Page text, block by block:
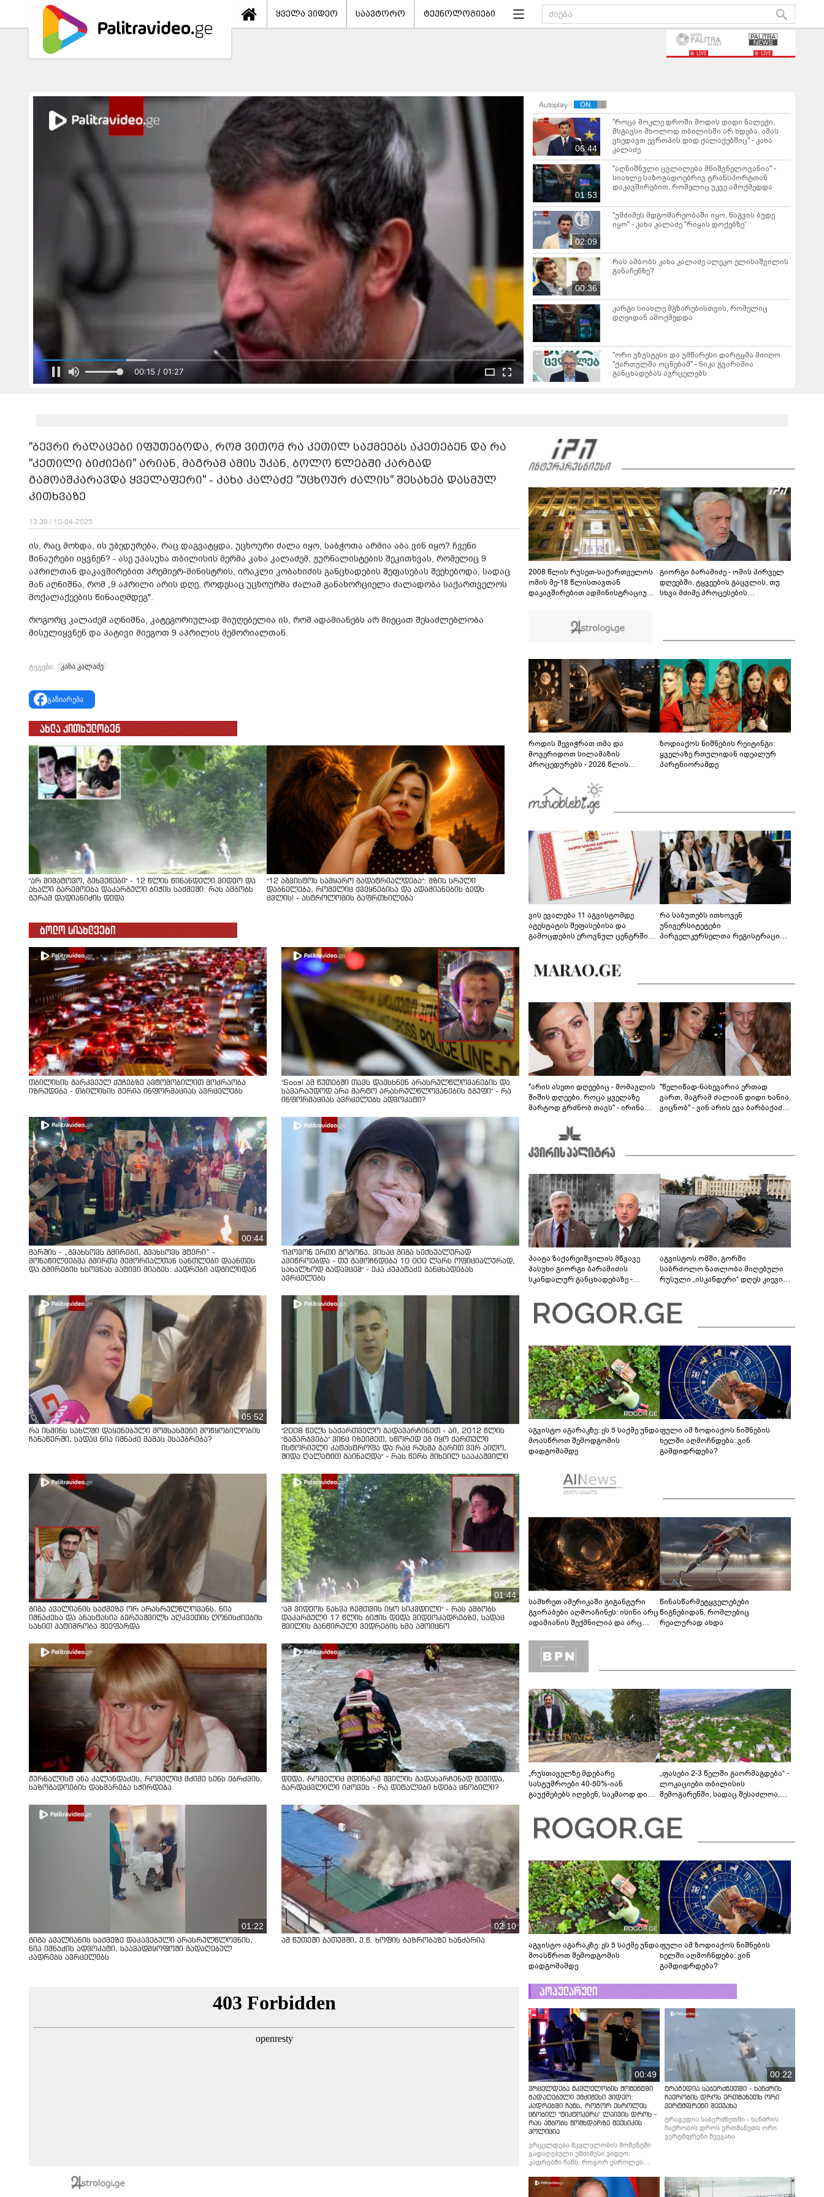
ყველა ვიდეო საავტორო ტექნოლოგიები
LIVE LIVE
00:17 / 01:27
Autoplay
06:44
"როცა მოკლე დროში მოდის დიდი ნალექი,
მსგავსი მხოლოდ თბილისში არ ხდება, ამას
ვხედავთ ევროპის დიდ ქალაქებშიც" - კახა
კალაძე
01:53
"აღნიშნული ცვლილება მნიშვნელოვანია" -
სიახლე საზოგადოებრივ ტრანსპორტთან
დაკავშირებით, რომელიც უკვე ამოქმედდა
02:09
"უმძიმეს მდგომარეობაში იყო, ნაგვის ბუდე
იყო" - კახა კალაძე "რი­ყის დო­ქე­ბზე“
00:36
რას ამბობს კახა კალაძე ალეკო ელისაშვილის
განაჩენზე?
კარგი სიახლე მგზარებისთვის, რომელიც
დღეიდან ამოქმედდა
"ორი უზუსტესი და უმწარესი დარტყმა მიიღო
"ქართულმა ოცნებამ" - ნიკა გვარამია
განცხადებას ავრცელებს
01:39
რას ამბობს გიორგი ყიფშიძე თელავში,
ქორწილის მიმდინარეობისას მომხდარ
ინციდენტზე?
04:20
"თელავის ერთ-ერთ სასტუმროში მომხდარ
ინციდენტში მონაწილე ქალების მიმართ ამ
ეტაპზე ქვეყნიდან გაუსვლელობის
გადაწყვეტილება მიღებული არ არის" -
პროკურორი
"ბევრი რაღაცები იფუთებოდა, რომ ვითომ რა კეთილ საქმეებს აკეთებენ და რა
"კეთილი ბიძიები" არიან, მაგრამ ამის უკან, ბოლო წლებში კარგად
გამოაშკარავდა ყველაფერი" - კახა კალაძე "უცხოურ ძალის" შესახებ დასმულ
კითხვაზე
13:39 / 10-04-2025
ის, რაც მოხდა, ის უბედურება, რაც დაგვატყდა, უცხოური ძალა იყო, საბჭოთა არმია აბა ვინ იყო? ჩვენი
შინაურები იყვნენ? - ასე უპასუხა თბილისის მერმა კახა კალაძემ, ჟურნალისტების შეკითხვას, რომელიც 9
აპრილთან დაკავშირებით პრემიერ-მინისტრის, ირაკლი კობახიძის განცხადების შეფასებას შეეხებოდა, სადაც
მან აღნიშნა, რომ „9 აპრილი არის დღე, როდესაც უცხოურმა ძალამ განახორციელა ძალადობა საქართველოს
მოქალაქეების წინააღმდეგ".
როგორც კალაძემ აღნიშნა, კატეგორიულად მიუღებელია ის, რომ ადამიანებს არ მიეცათ შესაძლებლობა
მისულიყვნენ და პატივი მიეგოთ 9 აპრილის მემორიალთან.
ტეგები: კახა კალაძე
გაზიარება
ახლა კითხულობენ
"არ მიმატოვო, გეხვეწები" - 12 წლის წინანდელი ვიდეო და
ახალი გარემოება დაკარგული ბიჭის საქმეში: რას ამბობს
გურამ დადიანიძის დედა
"12 აგვისტოს სამყარო გადატრიალდება": მზის სრული
დაბნელება, რომელიც ქვეყნებისა და ადამიანების ბედს
ცვლის! - ასტროლოგის გაფრთხილება
ბოლო სიახლეები
თბილისის გარკვეულ ქუჩებზე ავტომობილით მოძრაობა
იზრუდება - თბილისის მერია ინფორმაციას ავრცელებს
"Soos! ამ წუთებში თავს დაესხნენ არასრულწლოვანების და
სავარაუდოდ არა მარტო არასრულწლოვანების ჯგუფი" - რა
ინფორმაციას ავრცელებს ადვოკატი?
00:44
მარშის - „გვახსოვს გმირები, გვახსოვს მტერი” -
მონაწილეებმა გმირთა მემორიალთან სანთლები დაანთეს
და გმირების ხსოვნას პატივი მიაგეს: კადრები ადგილიდან
"იპოვონ ერთი გოგონა, ვისაც გიგა სექსუალურად
ავიწროებდა - თუ გამოჩნდება 10 000 ლარს ოფიციალურად,
სახალხოდ გადავცემ" - ეკა კუპატაძე განცხადებას
ავრცელებს
05:52
რა ისმინს სახლში დაყენებული მომსასმენი მოწყობილობის
ჩანაწერში, სადაც ნია იმნაძე მამას ესაუბრება?
"2008 წელს საქართველო გადავარჩინეთ - აი, 2012 წლის
"გამარჯვება" ვინც იზეიმეთ, სწორედ ეგ იყო ქართული
ისტორიული კატასტროფა და რაც რუსმა ჯარით ვერ აიღო,
შიდა ღალატით გაინაღდა" - რას წერს მიხეილ სააკაშვილი
გიგა ავალიანის საქმეზე ორ არასრულწლოვანს, ნია
იმნაძესა და ანასტასია ბერუაშვილს აღკვეთის ღონისძიების
სახით პატიმრობა შეეფარდა
01:44
"ამ ვიდეოს ნახვა ჩემთვის იყო სიკვდილი" - რას ამბობს
დაკარგული 17 წლის ბიჭის დედა ვიდეოკადრებზე, სადაც
შვილის განწირული ვედრების ხმა ამოიცნო
ჟურნალისტ ანა კალანდაძეს, რომელიც მძიმე სენს ებრძვის,
საზოგადოების დახმარება სჭირდება
დედა, რომელიც მდინარე შვილის გადასარჩენად შევიდა,
გარდაცვლილი იპოვეს - რა დეტალები ხდება ცნობილი?
01:22
გიგა ავალიანის საქმეზე დაკავებული არასრულწლოვნის,
ნია იმნაძის ადვოკატი, საავადმყოფოში გადაღებულ
კადრებს ავრცელებს
02:10
ამ წუთეში ბათუმში, ე.წ. ხოფის ბაზრობაზე ხანძარია
2008 წლის რუსეთ-საქართველოს
ომის მე-18 წლისთავთან
დაკავშირებით ადმინისტრაციულ
გიორგი ბარამიძე - ომის პირველ
დღეებში, ტყვეების გაცვლის, თუ
სხვა მძიმე პროცესების
ვიცი
როდის შევიჭრათ თმა და
მოვერიდოთ სილამაზის
პროცედურებს - 2026 წლის
გზამკვლევი
ზოდიაქოს ნიშნების რეიტინგი:
ყველაზე რთულიდან იდეალურ
პარტნიორამდე
ვის ევალება 11 აგვისტომდე
ატესტატის შეფასებისა და
გამოცდების ეროვნულ ცენტრში
რა საბუთებს ითხოვენ
უნივერსიტეტები
პირველკურსელთა რეგისტრაციის
"არის ასეთი დღეებიც - მომავლის
შიშის დღეები, როცა ყველაზე
მარტოდ გრძნობ თავს" - ირინა
"წელიწად-ნახევარია ერთად
ვართ, მაგრამ ძალიან დიდი ხანია,
ვიცნობ" - ვინ არის ევა ბარბაქაძის
პაატა ზაქარეიშვილის მწვავე
პასუხი გიორგი ბარამიძის
სკანდალურ განცხადებაზე -
გადმოვასვენე... ბარამიძე კი
ტყუის"
აგვისტოს ომში, გორში
საბრძოლო ნათლობა მიღებული
რუსული „ისკანდერი“ დღეს კიევის
აგვისტო აგარაკზე: ეს 5 საქმე უნდა
მოასწროთ შემოდგომის
დადგომამდე
ფული ამ ზოდიაქოს ნიშნების
ხელში აღმოჩნდება: ვინ
გამდიდრდება?
სამხრეთ ამერიკაში გიგანტური
გვირაბები აღმოაჩინეს: ისინი არც
ადამიანის შექმნილია და არც
ლაბირინთები?
წინასწარმეტყველებები
წიგნებიდან, რომლებიც
რეალურად ახდა
„რუსთაველზე მდებარე
სასტუმროები 40-50%-იან
გაუქმებებს იღებენ, საკმაოდ დიდი
შეხვდებოდა“
„ფასები 2-3 წელში გაორმაგდება“ -
ლოკაციები თბილისის
შემოგარენში, სადაც შესაძლოა,
აგვისტო აგარაკზე: ეს 5 საქმე უნდა
მოასწროთ შემოდგომის
დადგომამდე
ფული ამ ზოდიაქოს ნიშნების
ხელში აღმოჩნდება: ვინ
გამდიდრდება?
პოპულარული
00:49
ვრცელდება მკვლელობის მომენტში
გადაღებული უმძიმესი ვიდეო:
კადრებში ჩანს, როგორ ესროლეს
ცნობილ "ტიკტოკერს" ლაივის დროს -
რას ამბობს მომხდარზე მექსიკის
პოლიცია
ვრცელდება მკვლელობის მომენტში
გადაღებული უმძიმესი ვიდეო:
კადრებში ჩანს, როგორ ესროლეს
რას ამბობს მომხდარზე მექსიკის
პოლიცია
00:22
ტრაგედია საბერძნეთში - ხანძრის
ჩაქრობის დროს ერთმანეთს ორი
ვერტმფრენი შეეჯახა
ტრაგედია საბერძნეთში - ხანძრის
ჩაქრობის დროს ერთმანეთს ორი
ვერტმფრენი შეეჯახა